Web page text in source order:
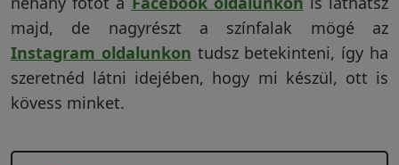
majd, de nagyrészt a színfalak mögé az
Instagram oldalunkon tudsz betekinteni, így ha
szeretnéd látni idejében, hogy mi készül, ott is
kövess minket.